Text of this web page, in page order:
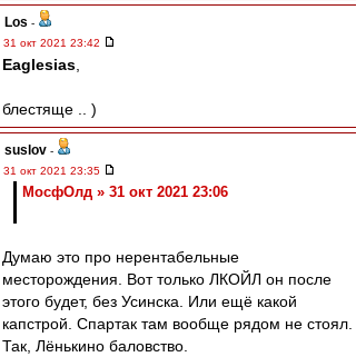
Los -
31 окт 2021 23:42
Eaglesias
блестяще .. )
suslov -
31 окт 2021 23:35
МосфОлд » 31 окт 2021 23:06
Думаю это про нерентабельные
месторождения. Вот только ЛКОЙЛ он после
этого будет, без Усинска. Или ещё какой
капстрой. Спартак там вообще рядом не стоял.
Так, Лёнькино баловство.